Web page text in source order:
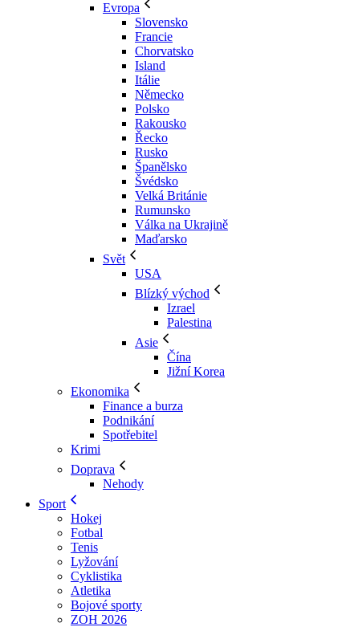
Evropa
Slovensko
Francie
Chorvatsko
Island
Itálie
Německo
Polsko
Rakousko
Řecko
Rusko
Španělsko
Švédsko
Velká Británie
Rumunsko
Válka na Ukrajině
Maďarsko
Svět
USA
Blízký východ
Izrael
Palestina
Asie
Čína
Jižní Korea
Ekonomika
Finance a burza
Podnikání
Spotřebitel
Krimi
Doprava
Nehody
Sport
Hokej
Fotbal
Tenis
Lyžování
Cyklistika
Atletika
Bojové sporty
ZOH 2026